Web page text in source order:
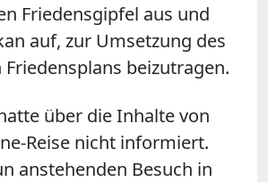
Friedensgipfel aus und
auf, zur Umsetzung des
beizutragen.
über die Inhalte von
Reise nicht informiert.
anstehenden Besuch in